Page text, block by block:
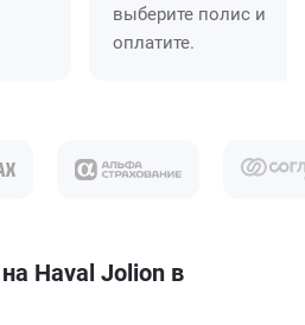
выберите полис и
оплатите.
Haval Jolion в